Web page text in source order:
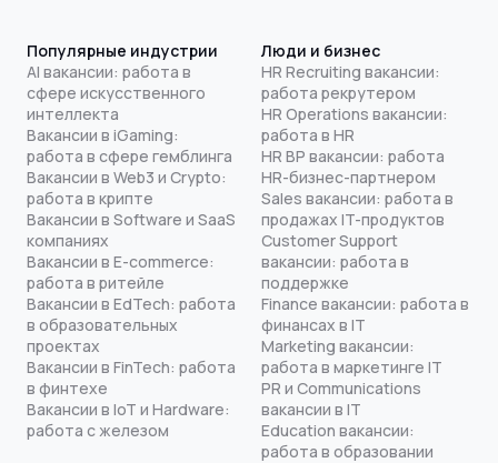
Популярные индустрии
AI вакансии: работа в
сфере искусственного
интеллекта
Вакансии в iGaming:
работа в сфере гемблинга
Вакансии в Web3 и Crypto:
работа в крипте
Вакансии в Software и SaaS
компаниях
Вакансии в E-commerce:
работа в ритейле
Вакансии в EdTech: работа
в образовательных
проектах
Вакансии в FinTech: работа
в финтехе
Вакансии в IoT и Hardware:
работа с железом
Люди и бизнес
HR Recruiting вакансии:
работа рекрутером
HR Operations вакансии:
работа в HR
HR BP вакансии: работа
HR-бизнес-партнером
Sales вакансии: работа в
продажах IT-продуктов
Customer Support
вакансии: работа в
поддержке
Finance вакансии: работа в
финансах в IT
Marketing вакансии:
работа в маркетинге IT
PR и Communications
вакансии в IT
Education вакансии:
работа в образовании